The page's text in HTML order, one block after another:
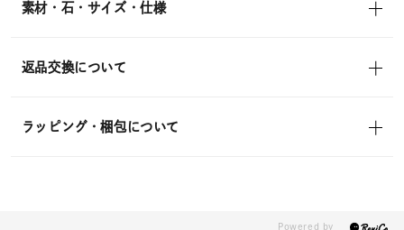
素材・石・サイズ・仕様
返品交換について
ラッピング・梱包について